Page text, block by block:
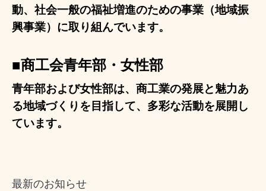
動、社会一般の福祉増進のための事業（地域振
興事業）に取り組んでいます。
■商工会青年部・女性部
青年部および女性部は、商工業の発展と魅力あ
る地域づくりを目指して、多彩な活動を展開し
ています。
最新のお知らせ